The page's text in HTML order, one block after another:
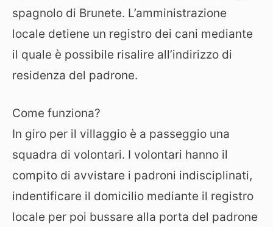
spagnolo di Brunete. L’amministrazione
locale detiene un registro dei cani mediante
il quale è possibile risalire all’indirizzo di
residenza del padrone.
Come funziona?
In giro per il villaggio è a passeggio una
squadra di volontari. I volontari hanno il
compito di avvistare i padroni indisciplinati,
indentificare il domicilio mediante il registro
locale per poi bussare alla porta del padrone